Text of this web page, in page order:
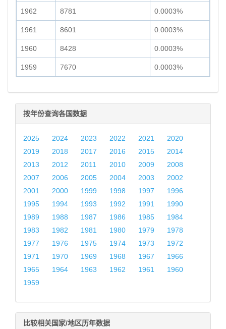
1962 8781 0.0003%
1961 8601 0.0003%
1960 8428 0.0003%
1959 7670 0.0003%
按年份查询各国数据
2025 2024 2023 2022 2021
2020
2019
2018 2017 2016 2015
2014
2013
2012 2011 2010 2009
2008
2007
2006 2005 2004 2003
2002
2001
2000 1999 1998 1997
1996
1995
1994 1993 1992 1991
1990
1989
1988 1987 1986 1985
1984
1983
1982 1981 1980 1979
1978
1977
1976 1975 1974 1973
1972
1971
1970 1969 1968 1967
1966
1965
1964 1963 1962 1961
1960
1959
比较相关国家/地区历年数据